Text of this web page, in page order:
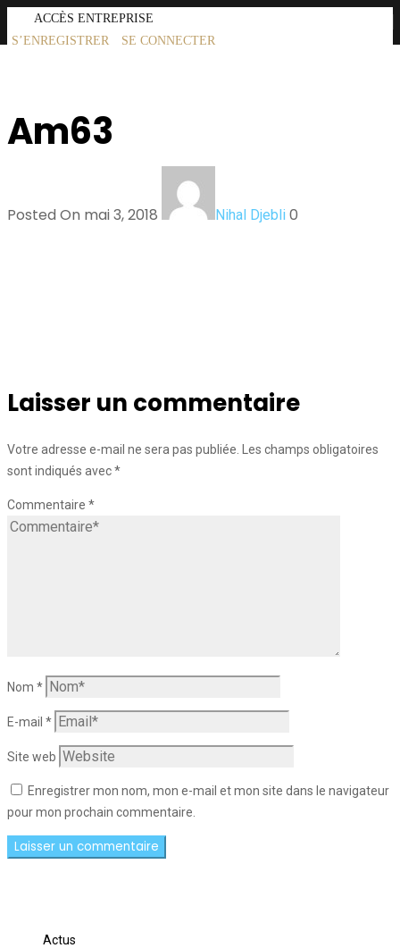
ACCÈS ENTREPRISE
S’ENREGISTRER
SE CONNECTER
Am63
Posted On mai 3, 2018 Nihal Djebli 0
Laisser un commentaire
Votre adresse e-mail ne sera pas publiée. Les champs obligatoires
sont indiqués avec*
Commentaire *
Nom *
E-mail *
Site web
Enregistrer mon nom, mon e-mail et mon site dans le navigateur
pour mon prochain commentaire.
Actus